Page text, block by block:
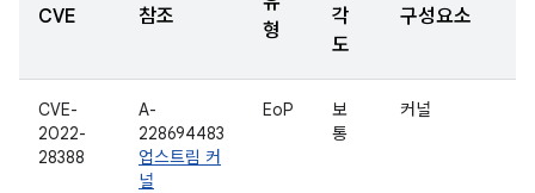
CVE 참조
형
각
도
구성요소
CVE-
2022-
28388
A-
228694483
업스트림 커
널
EoP
보
통
커널